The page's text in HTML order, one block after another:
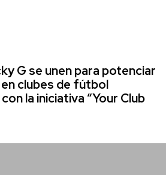
G se unen para potenciar
clubes de fútbol
la iniciativa “Your Club